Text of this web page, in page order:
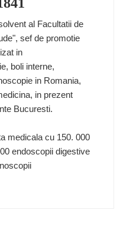
al Facultatii de
sef de promotie
in
boli interne,
in Romania,
in prezent
Bucuresti.
medicala cu 150. 000
endoscopii digestive